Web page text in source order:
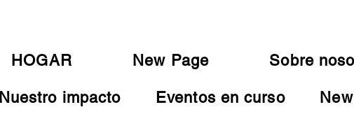
HOGAR New Page Sobre
Nuestro impacto Eventos en curso